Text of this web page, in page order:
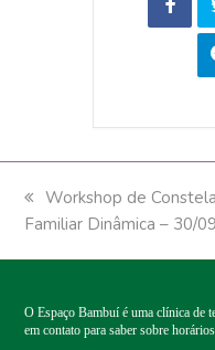
previous
post:
Workshop de
Familiar Dinâmica – 30/09
O Espaço Bambuí é uma clínica de
em contato para saber sobre